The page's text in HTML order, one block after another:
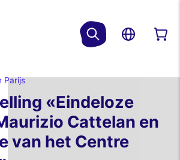
Parijs
«Eindeloze
Cattelan en
van het Centre